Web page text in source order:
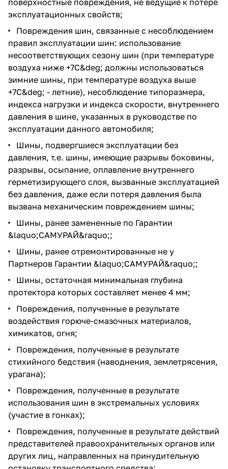
эксплуатационных свойств;
Повреждения шин, связанные с несоблюдением
правил эксплуатации шин: использование
несоответствующих сезону шин (при температуре
воздуха ниже +7С&deg; должны использоваться
зимние шины, при температуре воздуха выше
+7С&deg; - летние), несоблюдение типоразмера,
индекса нагрузки и индекса скорости, внутреннего
давления в шине, указанных в руководстве по
эксплуатации данного автомобиля;
Шины, подвергшиеся эксплуатации без
давления, т.е. шины, имеющие разрывы боковины,
разрывы, осыпание, оплавление внутреннего
герметизирующего слоя, вызванные эксплуатацией
без давления, даже если потеря давления была
вызвана механическим повреждением шины;
Шины, ранее замененные по Гарантии
&laquo;САМУРАЙ&raquo;;
Шины, ранее отремонтированные не у
Партнеров Гарантии &laquo;САМУРАЙ&raquo;;
Шины, остаточная минимальная глубина
протектора которых составляет менее 4 мм;
Повреждения, полученные в результате
воздействия горюче-смазочных материалов,
химикатов, огня;
Повреждения, полученные в результате
стихийного бедствия (наводнения, землетрясения,
урагана);
Повреждения, полученные в результате
использования шин в экстремальных условиях
(участие в гонках);
Повреждения, полученные в результате действий
представителей правоохранительных органов или
других лиц, направленных на принудительную